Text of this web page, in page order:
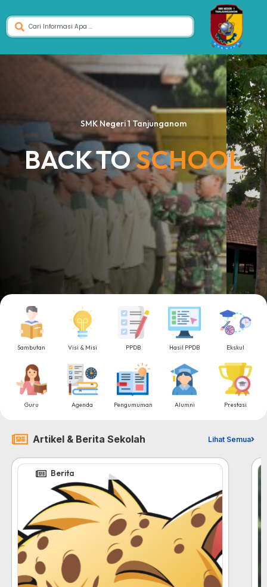
SMK Negeri 1 Tanjunganom
BACK TOSCHOOL
Sambutan Visi & Misi PPDB Hasil PPDB Ekskul
Guru Agenda Pengumuman Alumni Prestasi
Artikel & Berita Sekolah Lihat Semua
Berita